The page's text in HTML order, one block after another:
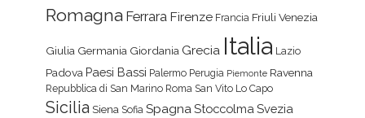
Romagna Ferrara Firenze Francia Friuli Venezia
Giulia Germania Giordania Grecia Italia Lazio
Padova Paesi Bassi Palermo Perugia Piemonte Ravenna
Repubblica di San Marino Roma San Vito Lo Capo
Sicilia Siena Sofia SpagnaStoccolma Svezia